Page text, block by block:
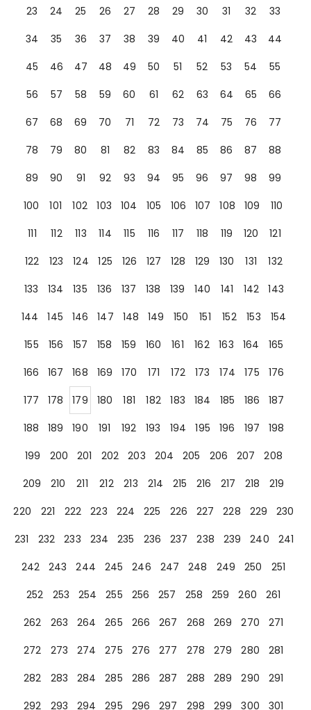
23
24 25 26 27 28 29 30 31 32
33
34
35 36 37 38 39 40 41 42 43
44
45
46 47 48 49 50 51 52 53 54
55
56
57 58 59 60 61 62 63 64 65
66
67
68 69 70 71 72 73 74 75 76
77
78
79 80 81 82 83 84 85 86 87
88
89
90 91 92 93 94 95 96 97 98
99
100
101 102 103 104 105 106 107 108 109
110
111
112 113 114 115 116 117 118 119 120
121
122
123 124 125 126 127 128 129 130 131
132
133
134 135 136 137 138 139 140 141 142
143
144
145 146 147 148 149 150 151 152 153
154
155
156 157 158 159 160 161 162 163 164
165
166
167 168 169 170 171 172 173 174 175
176
177
178 179 180 181 182 183 184 185 186
187
188
189 190 191 192 193 194 195 196 197
198
199
200 201 202 203 204 205 206 207
208
209
210 211 212 213 214 215 216 217 218
219
220
221 222 223 224 225 226 227 228 229
230
231
232 233 234 235 236 237 238 239 240
241
242
243 244 245 246 247 248 249 250
251
252
253 254 255 256 257 258 259 260
261
262
263 264 265 266 267 268 269 270
271
272
273 274 275 276 277 278 279 280
281
282
283 284 285 286 287 288 289 290
291
292
293 294 295 296 297 298 299 300 301